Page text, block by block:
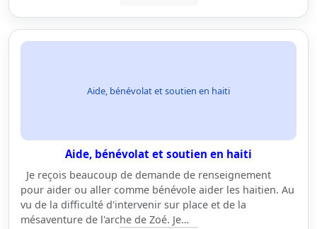
Aide, bénévolat et soutien en haiti
Aide, bénévolat et soutien en haiti
Je reçois beaucoup de demande de renseignement
pour aider ou aller comme bénévole aider les haitien. Au
vu de la difficulté d'intervenir sur place et de la
mésaventure de l'arche de Zoé. Je…